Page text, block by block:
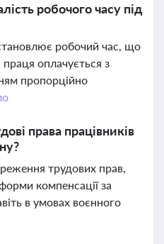
робочого часу під
робочий час, що
оплачується з
пропорційно
права працівників
трудових прав,
компенсації за
в умовах воєнного